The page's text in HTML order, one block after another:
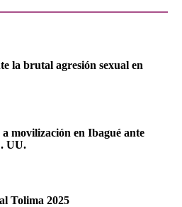
la brutal agresión sexual en
movilización en Ibagué ante
UU.
Tolima 2025